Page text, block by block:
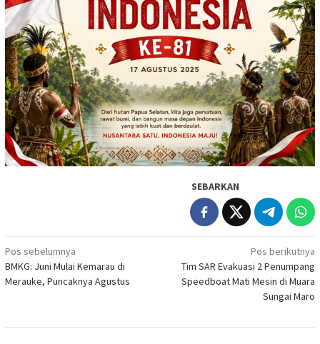
SEBARKAN
Navigasi
pos
Pos sebelumnya
BMKG: Juni Mulai Kemarau di
Merauke, Puncaknya Agustus
Pos berikutnya
Tim SAR Evakuasi 2 Penumpang
Speedboat Mati Mesin di Muara
Sungai Maro